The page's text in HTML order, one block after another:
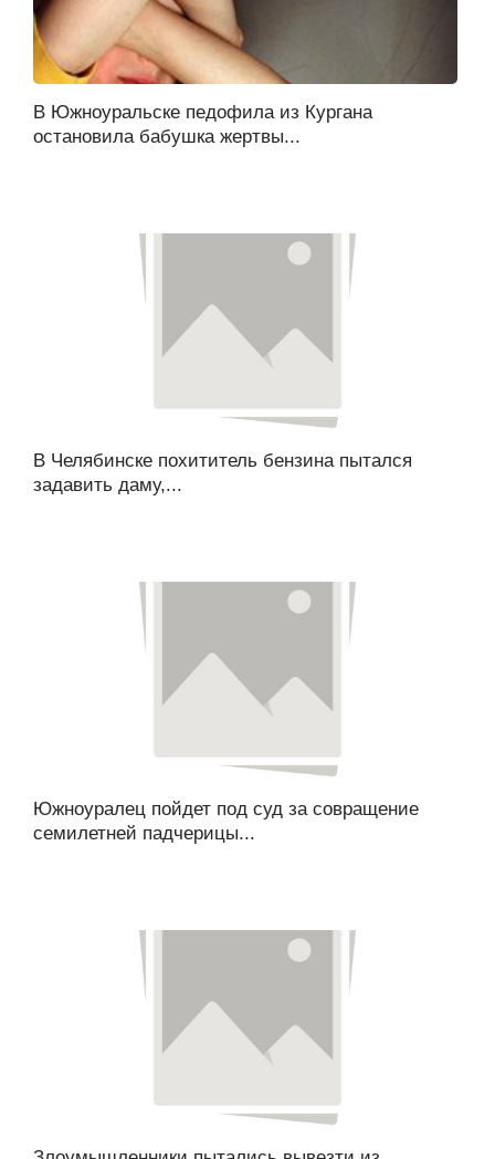
В Южноуральске педофила из Кургана
остановила бабушка жертвы...
В Челябинске похититель бензина пытался
задавить даму,...
Южноуралец пойдет под суд за совращение
семилетней падчерицы...